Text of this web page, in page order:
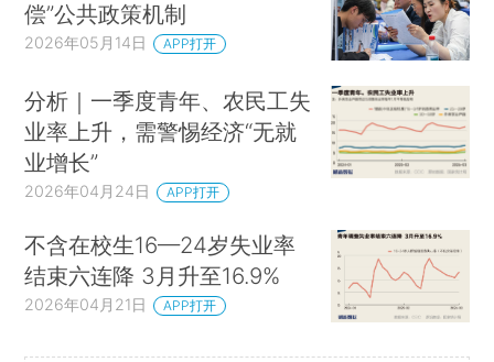
偿”公共政策机制
2026年05月14日 APP打开
分析｜一季度青年、农民工失
业率上升，需警惕经济“无就
业增长”
2026年04月24日 APP打开
不含在校生16—24岁失业率
结束六连降 3月升至16.9%
2026年04月21日 APP打开